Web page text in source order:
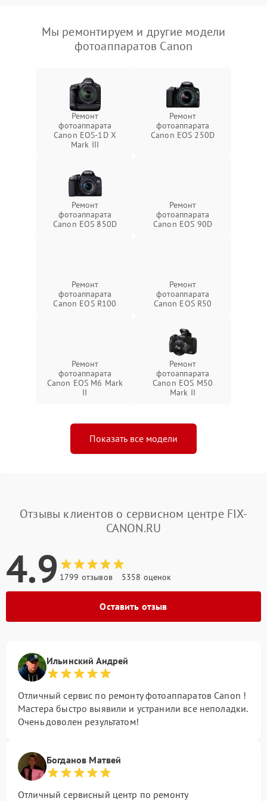
Мы ремонтируем и другие модели
фотоаппаратов Canon
Ремонт
фотоаппарата
Canon EOS‑1D X
Mark III
Ремонт
фотоаппарата
Canon EOS 250D
Ремонт
фотоаппарата
Canon EOS 850D
Ремонт
фотоаппарата
Canon EOS 90D
Ремонт
фотоаппарата
Canon EOS R100
Ремонт
фотоаппарата
Canon EOS R50
Ремонт
фотоаппарата
Canon EOS M6 Mark
II
Ремонт
фотоаппарата
Canon EOS M50
Mark II
Показать все модели
Отзывы клиентов о сервисном центре FIX-
CANON.RU
4.9 1799 отзывов 5358 оценок
Оставить отзыв
Ильинский Андрей
Отличный сервис по ремонту фотоаппаратов Canon !
Мастера быстро выявили и устранили все неполадки.
Очень доволен результатом!
Богданов Матвей
Отличный сервисный центр по ремонту